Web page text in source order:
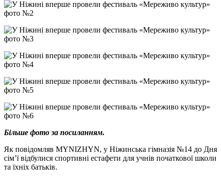
Більше фото за посиланням.
Як повідомляв MYNIZHYN, у Ніжинська гімназія №14 до Дня
сім’ї відбулися спортивні естафети для учнів початкової школи
та їхніх батьків.